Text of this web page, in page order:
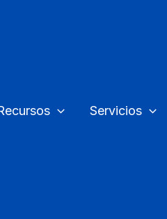
Servicios